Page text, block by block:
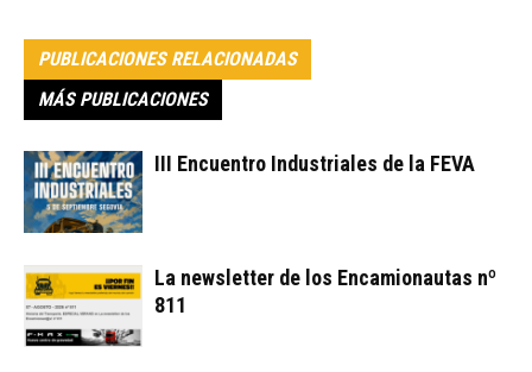
PUBLICACIONES RELACIONADAS
MÁS PUBLICACIONES
III Encuentro Industriales de la FEVA
La newsletter de los Encamionautas nº
811